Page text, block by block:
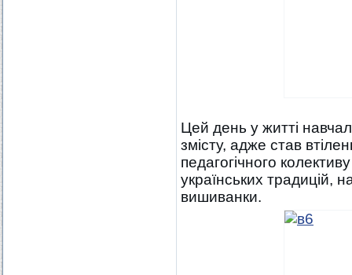
Цей день у житті
змісту, адже став
педагогічного
українських традицій,
вишиванки.